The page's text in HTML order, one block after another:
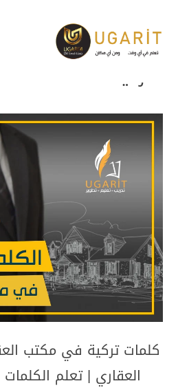
كلمات تركية في
في المكتب العقاري
التركية الشائعة
كلمات تركية في مكتب
العقاري | تعلم الكلمات